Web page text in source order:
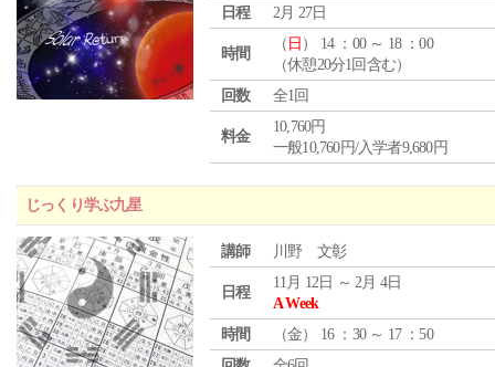
日程
2月 27日
時間
（ 日 ） 14 ：00 ～ 18 ：00
（休憩20分1回含む）
回数
全1回
料金
10,760円
一般10,760円/入学者9,680円
じっくり学ぶ九星
講師 川野 文彰
日程
11月 12日 ～ 2月 4日
A Week
時間
（金） 16 ：30 ～ 17 ：50